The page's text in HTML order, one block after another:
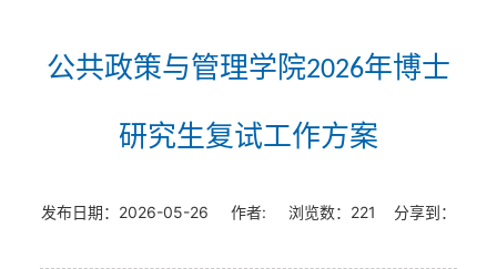
公共政策与管理学院2026年博士
研究生复试工作方案
发布日期： 2026-05-26 作者: 浏览数： 221 分享到：